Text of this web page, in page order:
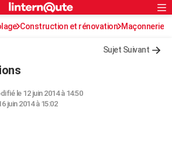
Rechercher
S'inscrire
Connexion
Construction et rénovation Maçonnerie
Sujet Suivant
le 12 juin 2014 à 14:50
juin 2014 à 15:02